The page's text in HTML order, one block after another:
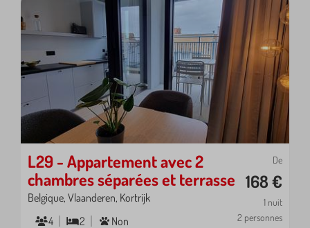
De
168 €
1 nuit
2 personnes
L29 - Appartement avec 2
chambres séparées et terrasse
Belgique, Vlaanderen, Kortrijk
4
2
Non